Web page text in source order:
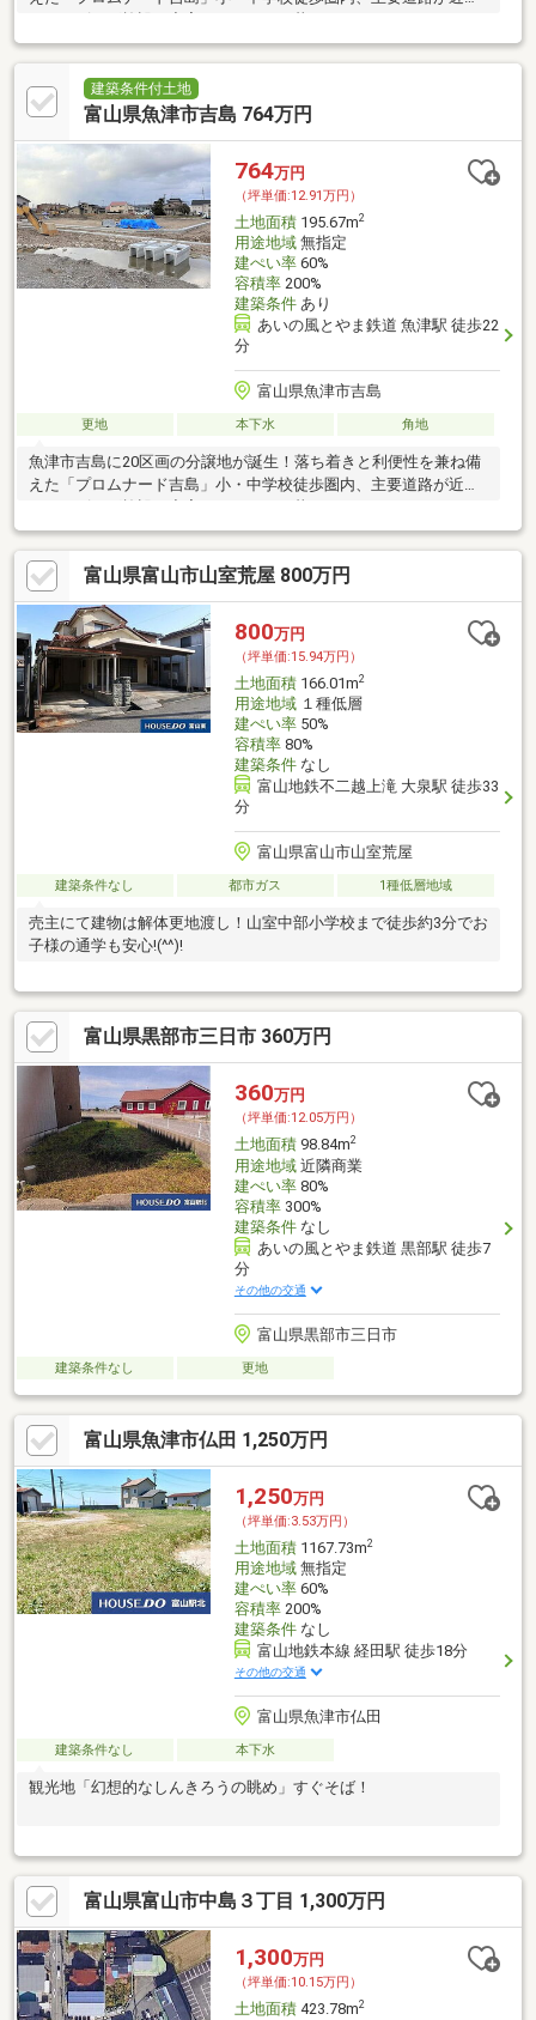
ーションのまち。
建築条件付土地
富山県魚津市吉島 764万円
764万円
（坪単価:12.91万円）
土地面積195.67m2
用途地域無指定
建ぺい率60%
容積率200%
建築条件あり
あいの風とやま鉄道 魚津駅 徒歩22
分
富山県魚津市吉島
更地 本下水 角地
魚津市吉島に20区画の分譲地が誕生！落ち着きと利便性を兼ね備
えた「プロムナード吉島」小・中学校徒歩圏内、主要道路が近く
ーションのまち。
富山県富山市山室荒屋 800万円
800万円
（坪単価:15.94万円）
土地面積166.01m2
用途地域１種低層
建ぺい率50%
容積率80%
建築条件なし
富山地鉄不二越上滝 大泉駅 徒歩33
分
富山県富山市山室荒屋
建築条件なし 都市ガス 1種低層地域
売主にて建物は解体更地渡し！山室中部小学校まで徒歩約3分でお
子様の通学も安心!(^^)!
富山県黒部市三日市 360万円
360万円
（坪単価:12.05万円）
土地面積98.84m2
用途地域近隣商業
建ぺい率80%
容積率300%
建築条件なし
あいの風とやま鉄道 黒部駅 徒歩7
分
その他の交通
富山県黒部市三日市
建築条件なし 更地
富山県魚津市仏田 1,250万円
1,250万円
（坪単価:3.53万円）
土地面積1167.73m2
用途地域無指定
建ぺい率60%
容積率200%
建築条件なし
富山地鉄本線 経田駅 徒歩18分
その他の交通
富山県魚津市仏田
建築条件なし 本下水
観光地「幻想的なしんきろうの眺め」すぐそば！
富山県富山市中島３丁目 1,300万円
1,300万円
（坪単価:10.15万円）
土地面積423.78m2